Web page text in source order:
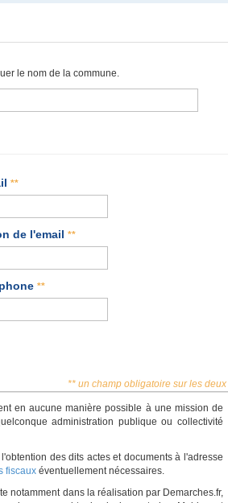
le nom de la commune.
**
de l'email **
**
** un champ obligatoire sur les deux
en aucune manière possible à une mission de
administration publique ou collectivité
des dits actes et documents à l'adresse
fiscaux éventuellement nécessaires.
notamment dans la réalisation par Demarches.fr,